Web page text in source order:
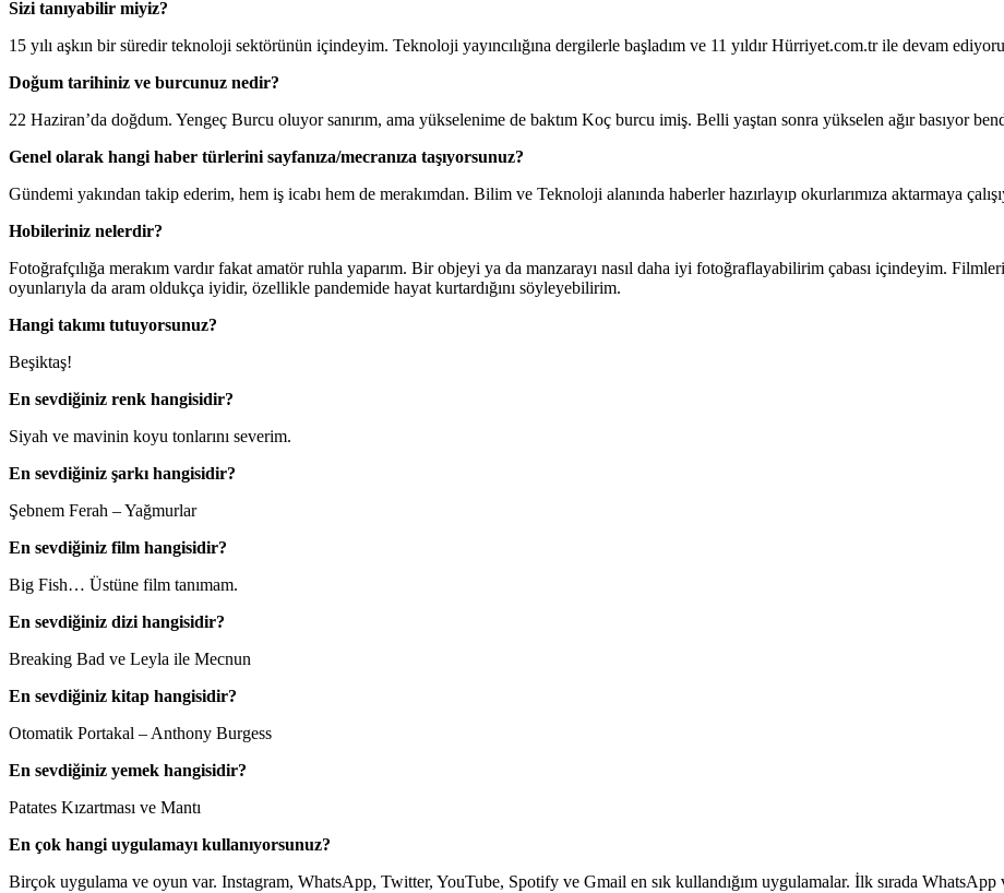
Sizi tanıyabilir miyiz?
15 yılı aşkın bir süredir teknoloji sektörünün içindeyim. Teknoloji yayıncılığına dergilerle başladım ve 11 yıldır Hürriyet.com.tr ile devam
Doğum tarihiniz ve burcunuz nedir?
22 Haziran’da doğdum. Yengeç Burcu oluyor sanırım, ama yükselenime de baktım Koç burcu imiş. Belli yaştan sonra yükselen ağır basıyor
Genel olarak hangi haber türlerini sayfanıza/mecranıza taşıyorsunuz?
Gündemi yakından takip ederim, hem iş icabı hem de merakımdan. Bilim ve Teknoloji alanında haberler hazırlayıp okurlarımıza aktarmaya
Hobileriniz nelerdir?
Fotoğrafçılığa merakım vardır fakat amatör ruhla yaparım. Bir objeyi ya da manzarayı nasıl daha iyi fotoğraflayabilirim çabası içindeyim.
oyunlarıyla da aram oldukça iyidir, özellikle pandemide hayat kurtardığını söyleyebilirim.
Hangi takımı tutuyorsunuz?
Beşiktaş!
En sevdiğiniz renk hangisidir?
Siyah ve mavinin koyu tonlarını severim.
En sevdiğiniz şarkı hangisidir?
Şebnem Ferah – Yağmurlar
En sevdiğiniz film hangisidir?
Big Fish… Üstüne film tanımam.
En sevdiğiniz dizi hangisidir?
Breaking Bad ve Leyla ile Mecnun
En sevdiğiniz kitap hangisidir?
Otomatik Portakal – Anthony Burgess
En sevdiğiniz yemek hangisidir?
Patates Kızartması ve Mantı
En çok hangi uygulamayı kullanıyorsunuz?
Birçok uygulama ve oyun var. Instagram, WhatsApp, Twitter, YouTube, Spotify ve Gmail en sık kullandığım uygulamalar. İlk sırada WhatsApp